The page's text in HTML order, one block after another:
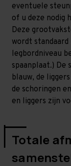
eventuele
of u deze nodig
Deze
wordt
legbordniveau
spaanplaat.)
blauw, de
de schoringen
en liggers zijn
Totale